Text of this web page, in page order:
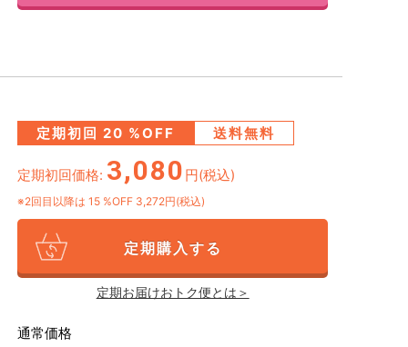
定期初回 20 %OFF 送料無料
定期初回価格: 3,080 円(税込)
※2回目以降は 15 %OFF 3,272円(税込)
定期購入する
定期お届けおトク便とは＞
通常価格